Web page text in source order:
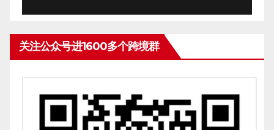
关注公众号进1600多个跨境群